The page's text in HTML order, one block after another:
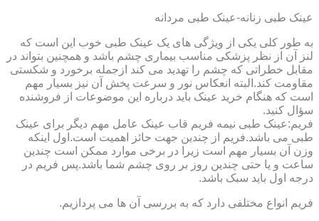
عینک طبی زنانه-عینک طبی مردانه
به طور کلی یکی از ویژگی های یک عینک طبی خوب این است که
لنز آن از نظر پزشکی مناسب بیماری چشم باشد و همچنین بتواند در
مقابل خطراتی که چشم را تهدید می کند ازجمله برخورد و شکستی
مقاومت کند.البته انعکاس نور و سرعت پخش آن نیز بسیار مهم
است که هنگام خرید عینک باید درباره این موضوعات از فروشنده
سؤال کنید.
فریم:عینک طبی نیمه فریم قاب عینک عامل مهم دیگر برای عینک
طبی می باشد.فریم از چندین جهت حائز اهمیت است.اول اینکه
وزن آن بسیار مهم است زیرا در برخی موارد ممکن است چندین
ساعت و یا حتی چندین روز بر روی چشم شما باشد.پس فریم در
درجه اول باید سبک باشد.
فریم انواع مختلفی دارد که به بررسی آن ها می پردازیم.